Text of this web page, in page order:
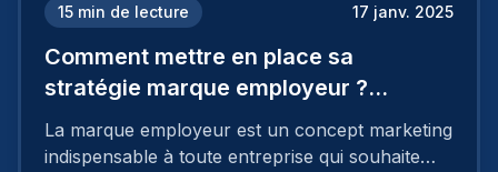
15 min de lecture 17 janv. 2025
Comment mettre en place sa
stratégie marque employeur ?
Découvrez les 7 étapes
La marque employeur est un concept marketing
indispensable à toute entreprise qui souhaite